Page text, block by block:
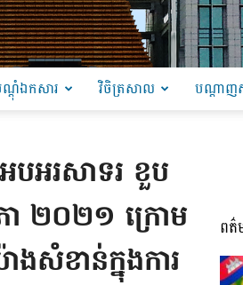
ដុំឯកសារ វិចិត្រសាល បណ្តាញ
អរសាទរ ខួប
ា ២០២១ ក្រោម
ងសំខាន់ក្នុងការ
ពត៌